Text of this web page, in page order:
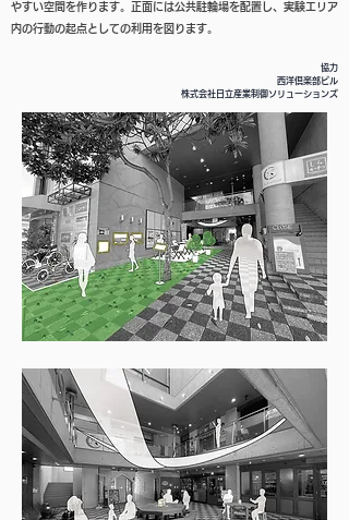
やすい空間を作ります。正面には公共駐輪場を配置し、実験エリア
内の行動の起点としての利用を図ります。
協力
西洋倶楽部ビル
株式会社日立産業制御ソリューションズ